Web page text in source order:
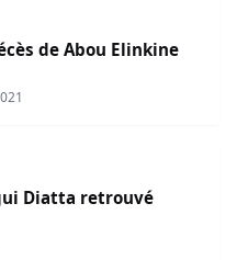
de Abou Elinkine
Diatta retrouvé